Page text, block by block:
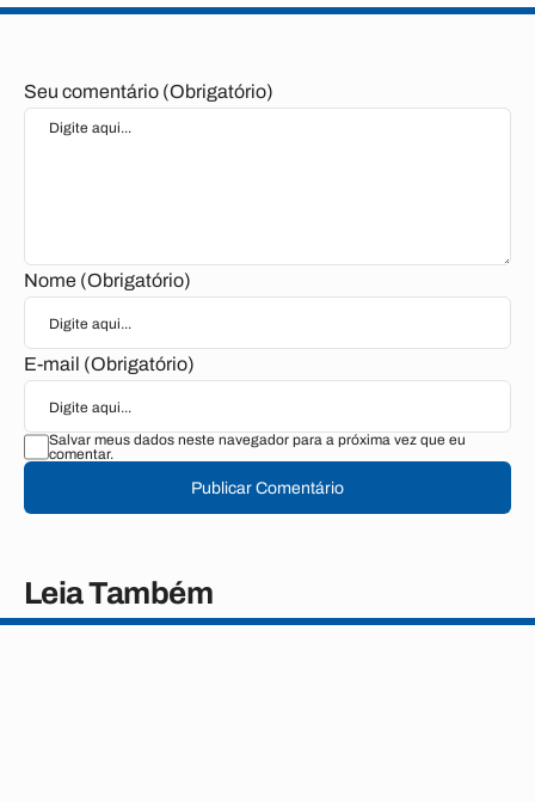
Seu comentário (Obrigatório)
Nome (Obrigatório)
E-mail (Obrigatório)
Salvar meus dados neste navegador para a próxima vez que eu
comentar.
Publicar Comentário
Leia Também